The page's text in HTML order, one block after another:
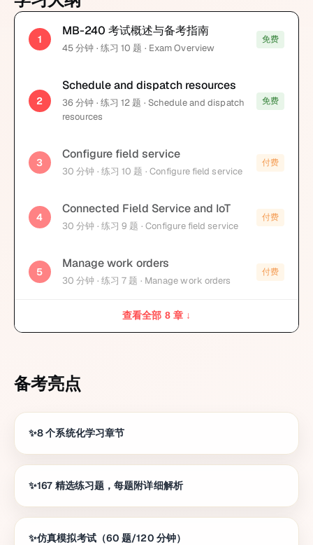
1
MB-240 考试概述与备考指南
45分钟 · 练习 10 题 · Exam Overview
免费
2
Schedule and dispatch resources
36 分钟 · 练习 12 题 · Schedule and dispatch
resources
免费
3
Configure field service
30 分钟 · 练习 10 题 · Configure field service
付费
4
Connected Field Service and IoT
30 分钟 · 练习 9 题 · Configure field service
付费
5
Manage work orders
30 分钟 · 练习 7 题 · Manage work orders
付费
查看全部 8 章 ↓
备考亮点
8 个系统化学习章节
167 精选练习题，每题附详细解析
仿真模拟考试（60 题/120 分钟）